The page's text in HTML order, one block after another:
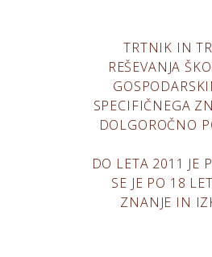
TRTNIK IN
REŠEVANJA
SPECIFIČNEGA
DOLGOROČNO
DO LETA 2011 JE
SE JE PO 18
ZNANJE IN